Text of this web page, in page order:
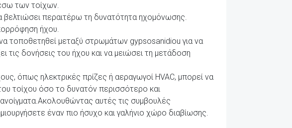
των τοίχων.
περαιτέρω τη δυνατότητα ηχομόνωσης.
ήχου.
τοποθετηθεί μεταξύ στρωμάτων gypsosanidiou για να
δονήσεις του ήχου και να μειώσει τη μετάδοση
όπως ηλεκτρικές πρίζες ή αεραγωγοί HVAC, μπορεί να
τοίχου όσο το δυνατόν περισσότερο και
αυτές τις συμβουλές
έναν πιο ήσυχο και γαλήνιο χώρο διαβίωσης.